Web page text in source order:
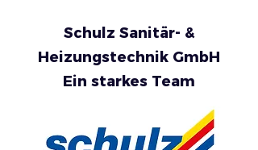
Schulz Sanitär- &
Heizungstechnik GmbH
Ein starkes Team